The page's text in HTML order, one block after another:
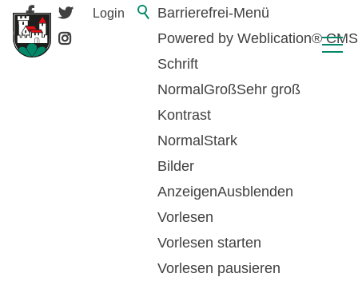
Barrierefrei-Menü
Powered by Weblication® CMS
Schrift
Normal GroßSehr groß
Kontrast
Normal Stark
Bilder
AnzeigenAusblenden
Vorlesen
Vorlesen starten
Vorlesen pausieren
Login
Änderungen bei der
Feuerungskontrolle